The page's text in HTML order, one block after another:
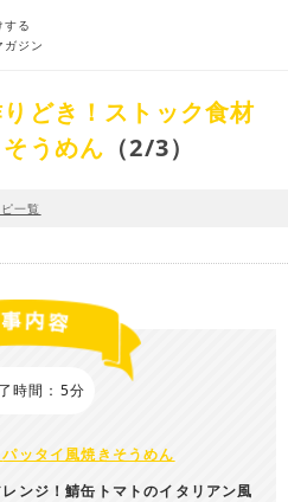
する
ジン
どき！ストック食材
うめん （2/3）
一覧
パッタイ風焼きそうめん
ンジ！鯖缶トマトのイタリアン風
時間：5分